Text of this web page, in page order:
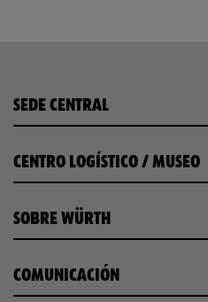
SEDE CENTRAL
CENTRO LOGÍSTICO / MUSEO
SOBRE WÜRTH
COMUNICACIÓN